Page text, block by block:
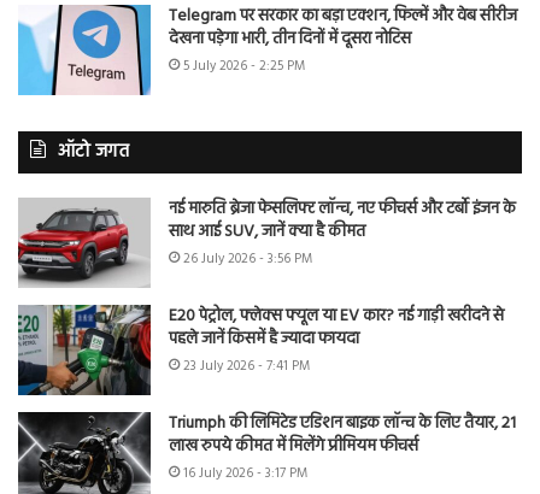
Telegram पर सरकार का बड़ा एक्शन, फिल्में और वेब सीरीज
देखना पड़ेगा भारी, तीन दिनों में दूसरा नोटिस
5 July 2026 - 2:25 PM
ऑटो जगत
नई मारुति ब्रेजा फेसलिफ्ट लॉन्च, नए फीचर्स और टर्बो इंजन के
साथ आई SUV, जानें क्या है कीमत
26 July 2026 - 3:56 PM
E20 पेट्रोल, फ्लेक्स फ्यूल या EV कार? नई गाड़ी खरीदने से
पहले जानें किसमें है ज्यादा फायदा
23 July 2026 - 7:41 PM
Triumph की लिमिटेड एडिशन बाइक लॉन्च के लिए तैयार, 21
लाख रुपये कीमत में मिलेंगे प्रीमियम फीचर्स
16 July 2026 - 3:17 PM